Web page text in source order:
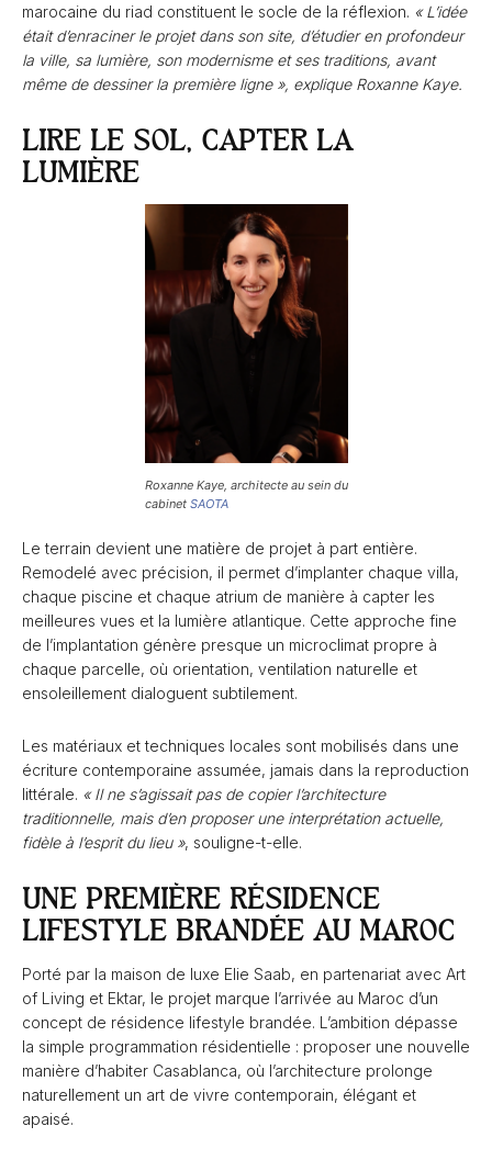
marocaine du riad constituent le socle de la réflexion. « L’idée
était d’enraciner le projet dans son site, d’étudier en profondeur
la ville, sa lumière, son modernisme et ses traditions, avant
même de dessiner la première ligne », explique Roxanne Kaye.
LIRE LE SOL, CAPTER LA
LUMIÈRE
Roxanne Kaye, architecte au sein du
cabinet SAOTA
Le terrain devient une matière de projet à part entière.
Remodelé avec précision, il permet d’implanter chaque villa,
chaque piscine et chaque atrium de manière à capter les
meilleures vues et la lumière atlantique. Cette approche fine
de l’implantation génère presque un microclimat propre à
chaque parcelle, où orientation, ventilation naturelle et
ensoleillement dialoguent subtilement.
Les matériaux et techniques locales sont mobilisés dans une
écriture contemporaine assumée, jamais dans la reproduction
littérale. « Il ne s’agissait pas de copier l’architecture
traditionnelle, mais d’en proposer une interprétation actuelle,
fidèle à l’esprit du lieu », souligne-t-elle.
UNE PREMIÈRE RÉSIDENCE
LIFESTYLE BRANDÉE AU MAROC
Porté par la maison de luxe Elie Saab, en partenariat avec Art
of Living et Ektar, le projet marque l’arrivée au Maroc d’un
concept de résidence lifestyle brandée. L’ambition dépasse
la simple programmation résidentielle : proposer une nouvelle
manière d’habiter Casablanca, où l’architecture prolonge
naturellement un art de vivre contemporain, élégant et
apaisé.